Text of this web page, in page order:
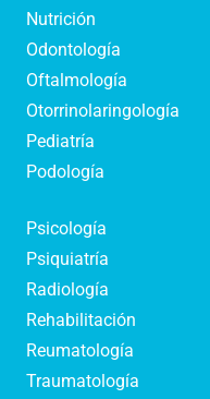
Nutrición
Odontología
Oftalmología
Otorrinolaringología
Pediatría
Podología
Psicología
Psiquiatría
Radiología
Rehabilitación
Reumatología
Traumatología